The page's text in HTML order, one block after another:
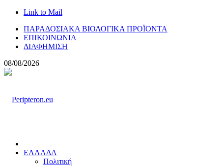
Link to Mail
ΠΑΡΑΔΟΣΙΑΚΑ ΒΙΟΛΟΓΙΚΑ ΠΡΟΪΟΝΤΑ
ΕΠΙΚΟΙΝΩΝΙΑ
ΔΙΑΦΗΜΙΣΗ
08/08/2026
ΕΛΛΑΔΑ
Πολιτική